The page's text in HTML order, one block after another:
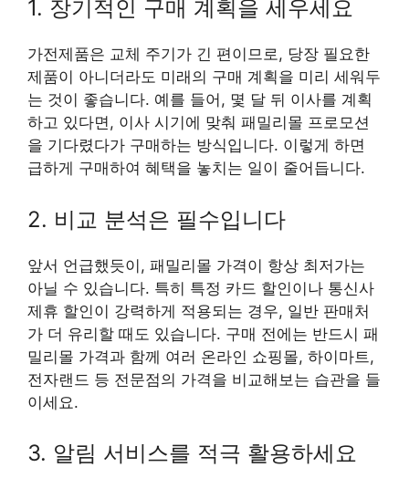
1. 장기적인 구매 계획을 세우세요
가전제품은 교체 주기가 긴 편이므로, 당장 필요한
제품이 아니더라도 미래의 구매 계획을 미리 세워두
는 것이 좋습니다. 예를 들어, 몇 달 뒤 이사를 계획
하고 있다면, 이사 시기에 맞춰 패밀리몰 프로모션
을 기다렸다가 구매하는 방식입니다. 이렇게 하면
급하게 구매하여 혜택을 놓치는 일이 줄어듭니다.
2. 비교 분석은 필수입니다
앞서 언급했듯이, 패밀리몰 가격이 항상 최저가는
아닐 수 있습니다. 특히 특정 카드 할인이나 통신사
제휴 할인이 강력하게 적용되는 경우, 일반 판매처
가 더 유리할 때도 있습니다. 구매 전에는 반드시 패
밀리몰 가격과 함께 여러 온라인 쇼핑몰, 하이마트,
전자랜드 등 전문점의 가격을 비교해보는 습관을 들
이세요.
3. 알림 서비스를 적극 활용하세요